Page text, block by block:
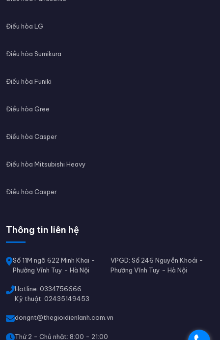
Điều hòa LG
Điều hòa Sumikura
Điều hòa Funiki
Điều hòa Gree
Điều hòa Casper
Điều hòa Mitsubishi Heavy
Điều hòa Casper
Thông tin liên hệ
Số 11M ngõ 622 Minh Khai -
Phường Vĩnh Tuy - Hà Nội
VPGD: Số 246 Nguyễn Khoái -
Phường Vĩnh Tuy - Hà Nội
Hotline: 0334756666
Kỹ thuật: 02435149453
dongnt@thegioidienlanh.com.vn
Thứ 2 - Chủ nhật: 8:00 - 21:00